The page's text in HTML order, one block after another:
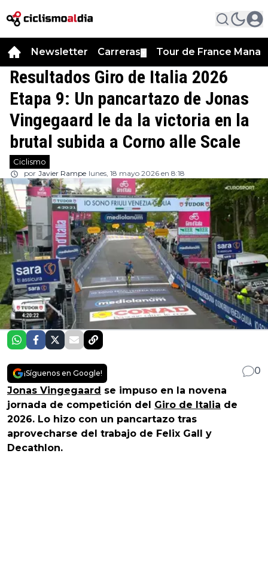
Newsletter Carreras Tour de France
Resultados Giro de Italia 2026
Etapa 9: Un pancartazo de Jonas
Vingegaard le da la victoria en la
brutal subida a Corno alle Scale
Ciclismo
por Javier Rampe lunes, 18 mayo 2026 en 8:18
¡Síguenos en Google!
0
Jonas Vingegaard se impuso en la novena
jornada de competición del Giro de Italia de
2026. Lo hizo con un pancartazo tras
aprovecharse del trabajo de Felix Gall y
Decathlon.